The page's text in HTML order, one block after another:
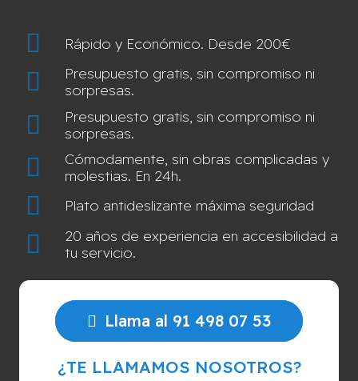
Rápido y Económico. Desde 200€
Presupuesto gratis, sin compromiso ni
sorpresas.
Presupuesto gratis, sin compromiso ni
sorpresas.
Cómodamente, sin obras complicadas y
molestias. En 24h.
Plato antideslizante máxima seguridad
20 años de experiencia en accesibilidad a
tu servicio.
Llama al 91 498 07 53
¿TE LLAMAMOS NOSOTROS?